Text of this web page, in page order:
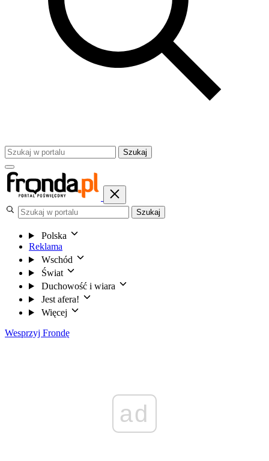
Szukaj
Szukaj
Polska
Reklama
Wschód
Świat
Duchowość i wiara
Jest afera!
Więcej
Wesprzyj Frondę
ad